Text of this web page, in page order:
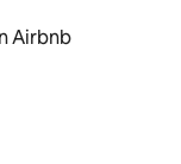
Airbnb